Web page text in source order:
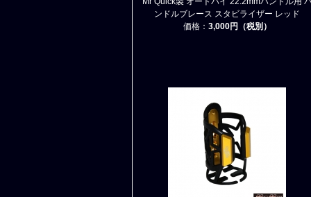
ンドルブレース スタビライザー レッド
価格： 3,000円（税別）